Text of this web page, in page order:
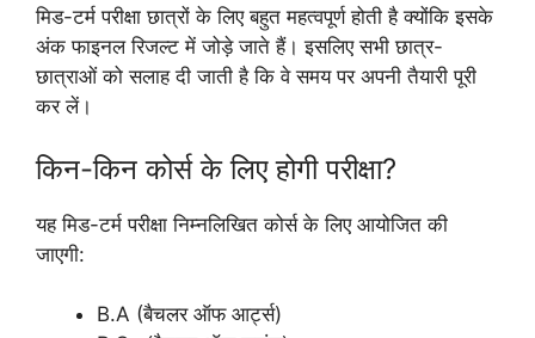
मिड-टर्म परीक्षा छात्रों के लिए बहुत महत्वपूर्ण होती है क्योंकि इसके
अंक फाइनल रिजल्ट में जोड़े जाते हैं। इसलिए सभी छात्र-
छात्राओं को सलाह दी जाती है कि वे समय पर अपनी तैयारी पूरी
कर लें।
किन-किन कोर्स के लिए होगी परीक्षा?
यह मिड-टर्म परीक्षा निम्नलिखित कोर्स के लिए आयोजित की
जाएगी:
B.A (बैचलर ऑफ आर्ट्स)